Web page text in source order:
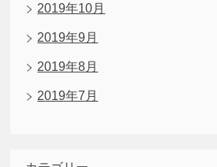
2019年10月
2019年9月
2019年8月
2019年7月